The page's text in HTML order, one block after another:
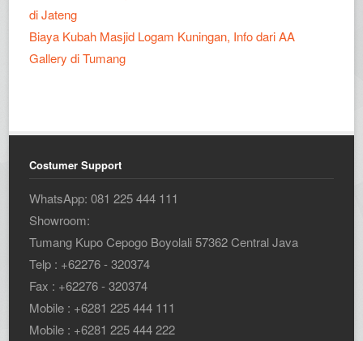
di Jateng
Biaya Kubah Masjid Logam Kuningan, Info dari AA
Gallery di Tumang
Costumer Support
WhatsApp: 081 225 444 111
Showroom:
Tumang Kupo Cepogo Boyolali 57362 Central Java
Telp : +62276 - 320374
Fax : +62276 - 320374
Mobile : +6281 225 444 111
Mobile : +6281 225 444 222